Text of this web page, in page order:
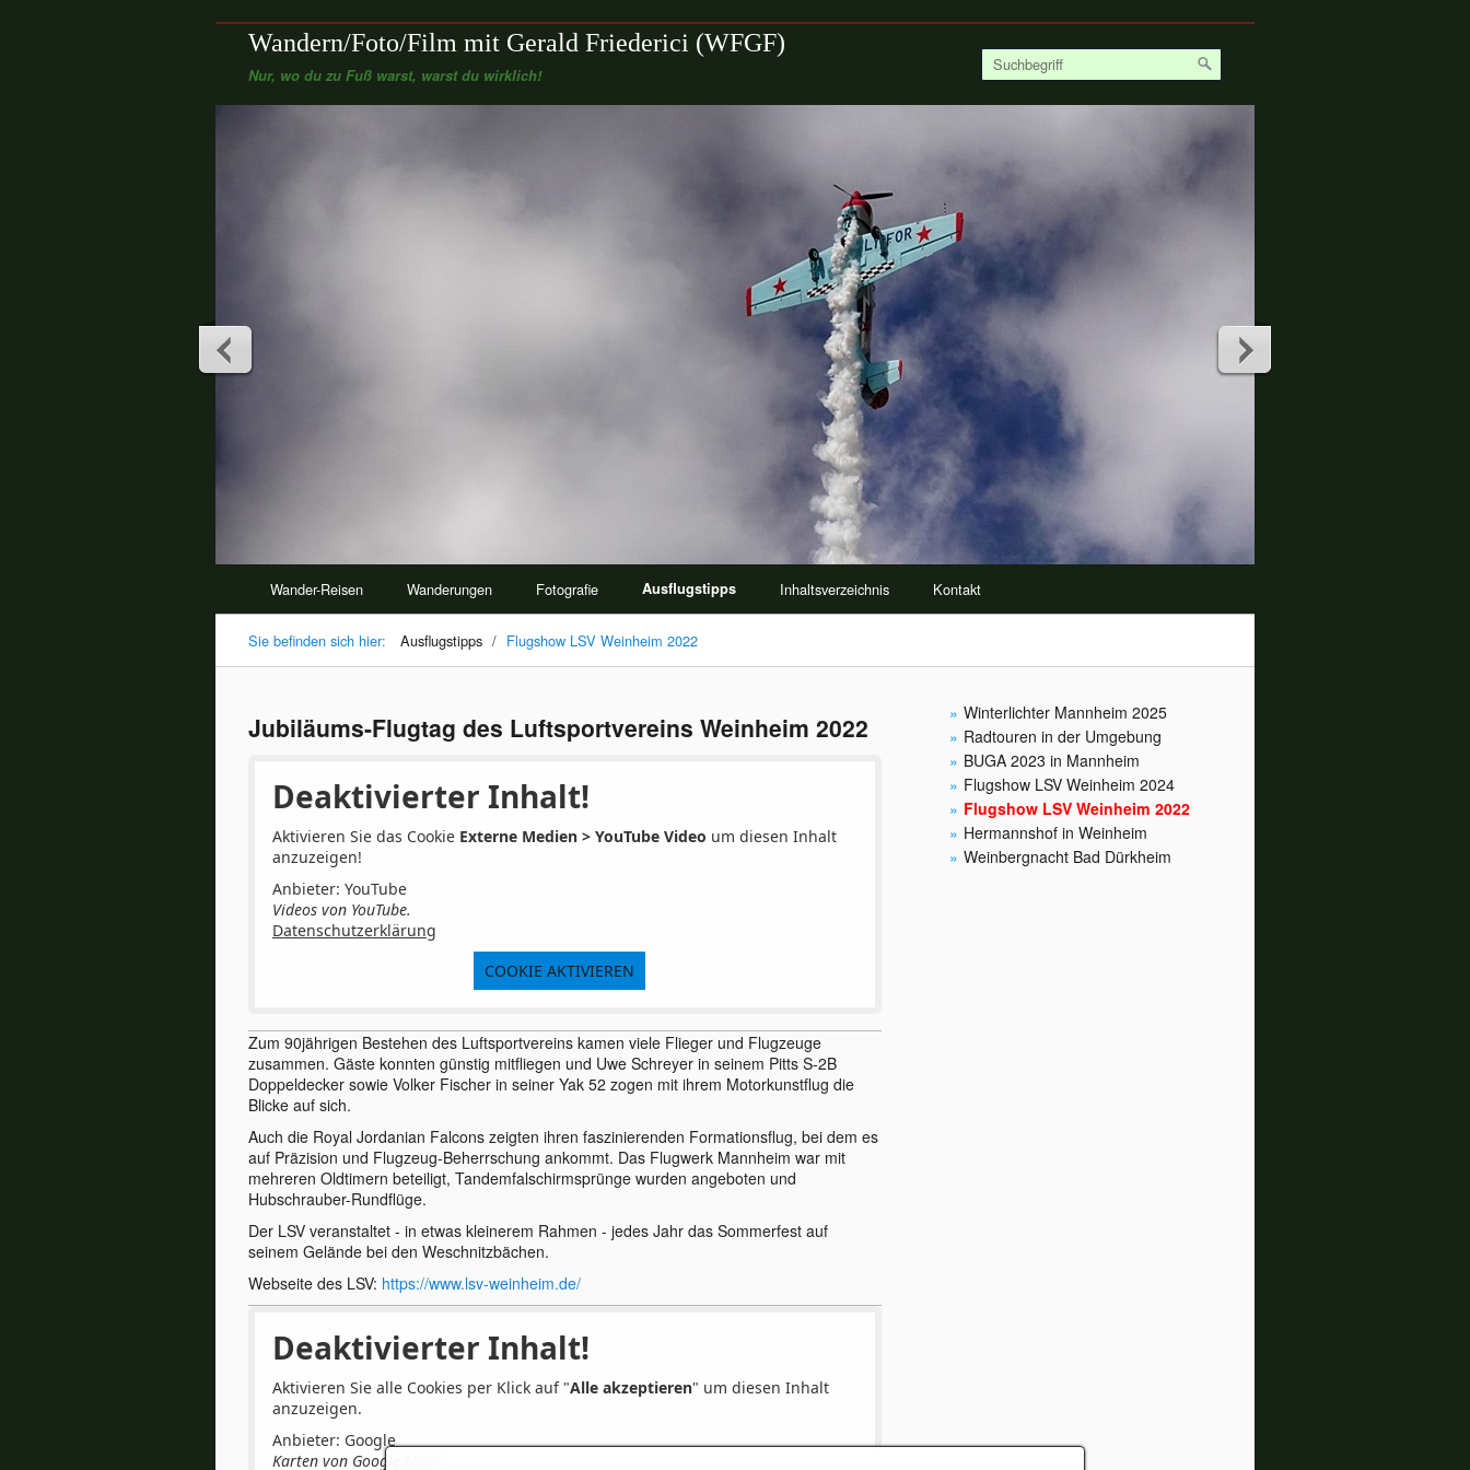
Wandern/Foto/Film mit Gerald Friederici (WFGF)
Nur, wo du zu Fuß warst, warst du wirklich!
Wander-Reisen Wanderungen Fotografie Ausflugstipps Inhaltsverzeichnis Kontakt
Sie befinden sich hier: Ausflugstipps / Flugshow LSV Weinheim 2022
Winterlichter Mannheim 2025
Radtouren in der Umgebung
BUGA 2023 in Mannheim
Flugshow LSV Weinheim 2024
Flugshow LSV Weinheim 2022
Hermannshof in Weinheim
Weinbergnacht Bad Dürkheim
Jubiläums-Flugtag des Luftsportvereins Weinheim 2022
Deaktivierter Inhalt!
Aktivieren Sie das Cookie Externe Medien > YouTube Video um diesen Inhalt
anzuzeigen!
Anbieter: YouTube
Videos von YouTube.
Datenschutzerklärung
COOKIE AKTIVIEREN
Zum 90jährigen Bestehen des Luftsportvereins kamen viele Flieger und Flugzeuge
zusammen. Gäste konnten günstig mitfliegen und Uwe Schreyer in seinem Pitts S-2B
Doppeldecker sowie Volker Fischer in seiner Yak 52 zogen mit ihrem Motorkunstflug die
Blicke auf sich.
Auch die Royal Jordanian Falcons zeigten ihren faszinierenden Formationsflug, bei dem es
auf Präzision und Flugzeug-Beherrschung ankommt. Das Flugwerk Mannheim war mit
mehreren Oldtimern beteiligt, Tandemfalschirmsprünge wurden angeboten und
Hubschrauber-Rundflüge.
Der LSV veranstaltet - in etwas kleinerem Rahmen - jedes Jahr das Sommerfest auf
seinem Gelände bei den Weschnitzbächen.
Webseite des LSV: https://www.lsv-weinheim.de/
Deaktivierter Inhalt!
Aktivieren Sie alle Cookies per Klick auf "Alle akzeptieren" um diesen Inhalt
anzuzeigen.
Anbieter: Google
Karten von Google Maps.